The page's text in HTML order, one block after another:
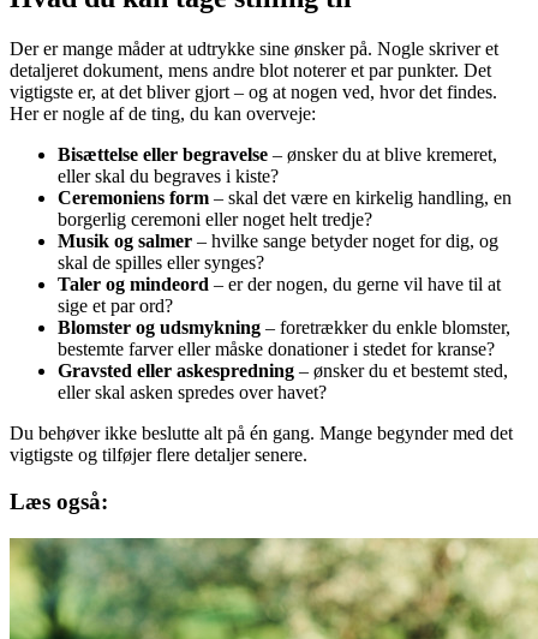
Der er mange måder at udtrykke sine ønsker på. Nogle skriver et
detaljeret dokument, mens andre blot noterer et par punkter. Det
vigtigste er, at det bliver gjort – og at nogen ved, hvor det findes.
Her er nogle af de ting, du kan overveje:
Bisættelse eller begravelse – ønsker du at blive kremeret,
eller skal du begraves i kiste?
Ceremoniens form – skal det være en kirkelig handling, en
borgerlig ceremoni eller noget helt tredje?
Musik og salmer – hvilke sange betyder noget for dig, og
skal de spilles eller synges?
Taler og mindeord – er der nogen, du gerne vil have til at
sige et par ord?
Blomster og udsmykning – foretrækker du enkle blomster,
bestemte farver eller måske donationer i stedet for kranse?
Gravsted eller askespredning – ønsker du et bestemt sted,
eller skal asken spredes over havet?
Du behøver ikke beslutte alt på én gang. Mange begynder med det
vigtigste og tilføjer flere detaljer senere.
Læs også: